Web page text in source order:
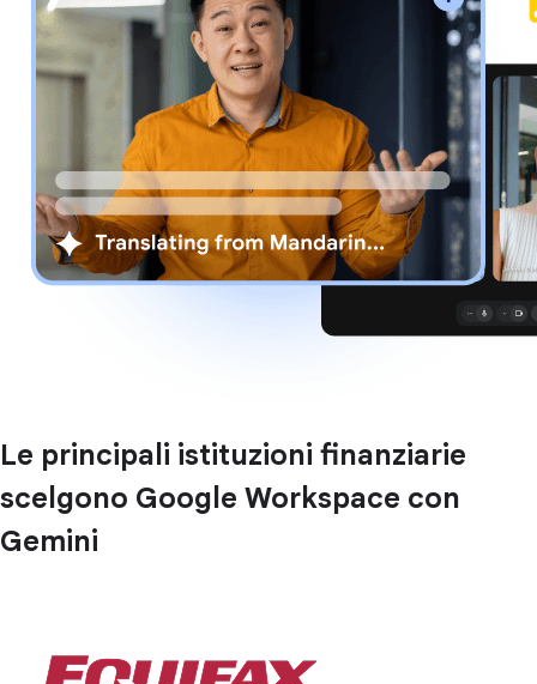
Le principali istituzioni finanziarie
scelgono Google Workspace con
Gemini